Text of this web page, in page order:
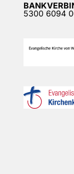
5300 6094